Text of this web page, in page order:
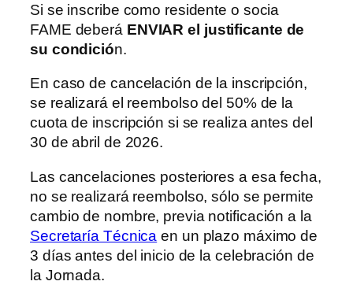
Si se inscribe como residente o socia
FAME deberá ENVIAR el justificante de
su condición.
En caso de cancelación de la inscripción,
se realizará el reembolso del 50% de la
cuota de inscripción si se realiza antes del
30 de abril de 2026.
Las cancelaciones posteriores a esa fecha,
no se realizará reembolso, sólo se permite
cambio de nombre, previa notificación a la
Secretaría Técnica en un plazo máximo de
3 días antes del inicio de la celebración de
la Jornada.